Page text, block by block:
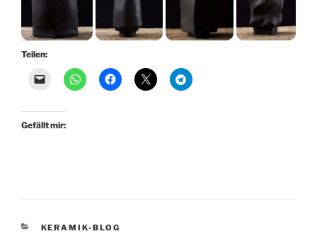
Teilen:
Gefällt mir:
KATEGORIEN
KERAMIK-BLOG